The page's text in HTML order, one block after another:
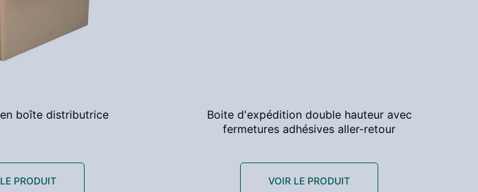
boîte distributrice
PRODUIT
Boite d'expédition double hauteur avec
fermetures adhésives aller-retour
VOIR LE PRODUIT